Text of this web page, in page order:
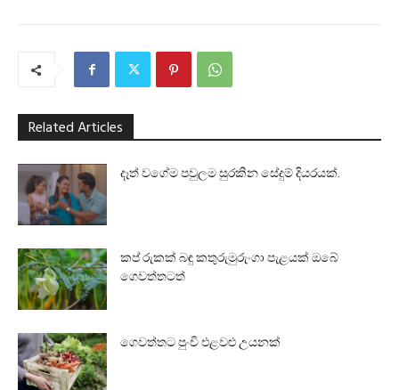
Related Articles
දෑත් වගේම පවුලම සුරකින සේදුම් දියරයක්.
කප් රුකක් බඳු කතුරුමුරුංගා පැළයක් ඔබේ
ගෙවත්තටත්
ගෙවත්තට පුංචි එළවළු උයනක්